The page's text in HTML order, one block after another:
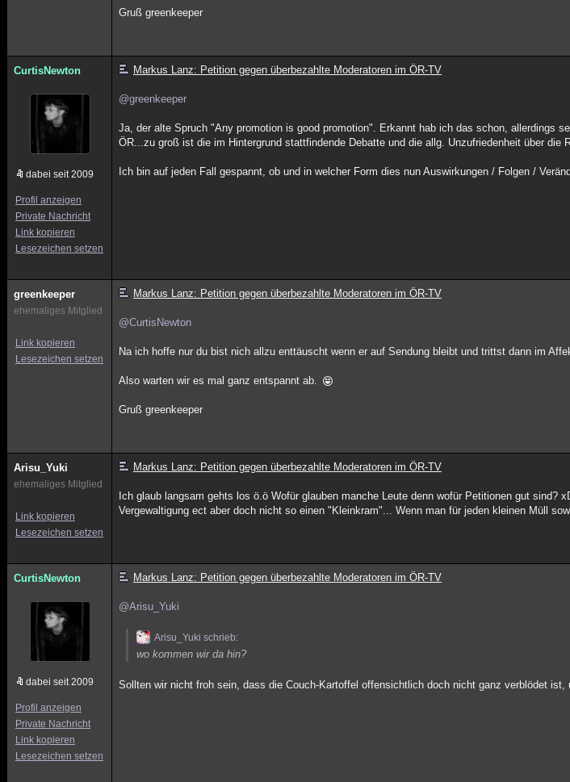
Gruß greenkeeper
CurtisNewton
dabei seit 2009
Profil anzeigen
Private Nachricht
Link kopieren
Lesezeichen setzen
Markus Lanz: Petition gegen überbezahlte Moderatoren im ÖR-TV
@greenkeeper
Ja, der alte Spruch "Any promotion is good promotion". Erkannt hab ich das schon, allerdings
ÖR...zu groß ist die im Hintergrund stattfindende Debatte und die allg. Unzufriedenheit über die
Ich bin auf jeden Fall gespannt, ob und in welcher Form dies nun Auswirkungen / Folgen /
greenkeeper
ehemaliges Mitglied
Link kopieren
Lesezeichen setzen
Markus Lanz: Petition gegen überbezahlte Moderatoren im ÖR-TV
@CurtisNewton
Na ich hoffe nur du bist nich allzu enttäuscht wenn er auf Sendung bleibt und trittst dann im
Also warten wir es mal ganz entspannt ab.
Gruß greenkeeper
Arisu_Yuki
ehemaliges Mitglied
Link kopieren
Lesezeichen setzen
Markus Lanz: Petition gegen überbezahlte Moderatoren im ÖR-TV
Ich glaub langsam gehts los ö.ö Wofür glauben manche Leute denn wofür Petitionen gut sind?
Vergewaltigung ect aber doch nicht so einen "Kleinkram"... Wenn man für jeden kleinen Müll
CurtisNewton
dabei seit 2009
Profil anzeigen
Private Nachricht
Link kopieren
Lesezeichen setzen
Markus Lanz: Petition gegen überbezahlte Moderatoren im ÖR-TV
@Arisu_Yuki
Arisu_Yuki schrieb:
wo kommen wir da hin?
Sollten wir nicht froh sein, dass die Couch-Kartoffel offensichtlich doch nicht ganz verblödet